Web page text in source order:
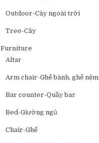
Outdoor-Cây ngoài trời
Tree-Cây
Furniture
Altar
Arm chair-Ghế bành, ghế nệm
Bar counter-Quầy bar
Bed-Giường ngủ
Chair-Ghế